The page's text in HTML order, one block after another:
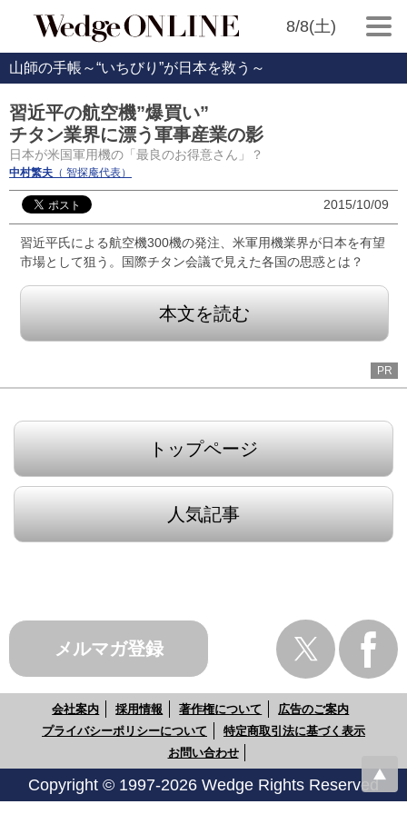
8/8(土)
山師の手帳～“いちびり”が日本を救う～
習近平の航空機”爆買い”
チタン業界に漂う軍事産業の影
日本が米国軍用機の「最良のお得意さん」？
中村繁夫 （ 智探庵代表）
2015/10/09
習近平氏による航空機300機の発注、米軍用機業界が日本を有望
市場として狙う。国際チタン会議で見えた各国の思惑とは？
本文を読む
PR
トップページ
人気記事
メルマガ登録
会社案内 採用情報 著作権について
広告のご案内
プライバシーポリシーについて
特定商取引法に基づく表示
お問い合わせ
Copyright © 1997-2026 Wedge Rights Reserved